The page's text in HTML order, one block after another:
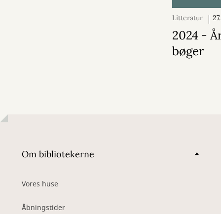
Litteratur
2024
2024 -
bøger
Om bibliotekerne
Vores huse
Åbningstider